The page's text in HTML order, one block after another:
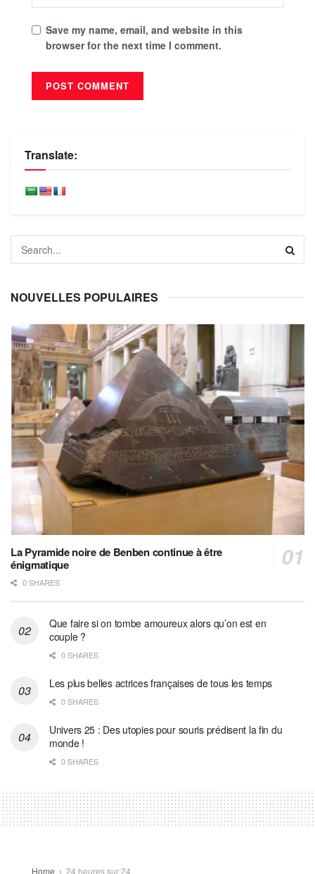
Save my name, email, and website in this
browser for the next time I comment.
Translate:
NOUVELLES POPULAIRES
La Pyramide noire de Benben continue à être
énigmatique
0 SHARES
Que faire si on tombe amoureux alors qu’on est en
couple ?
0 SHARES
Les plus belles actrices françaises de tous les temps
0 SHARES
Univers 25 : Des utopies pour souris prédisent la fin du
monde !
0 SHARES
Home 24 heures sur 24